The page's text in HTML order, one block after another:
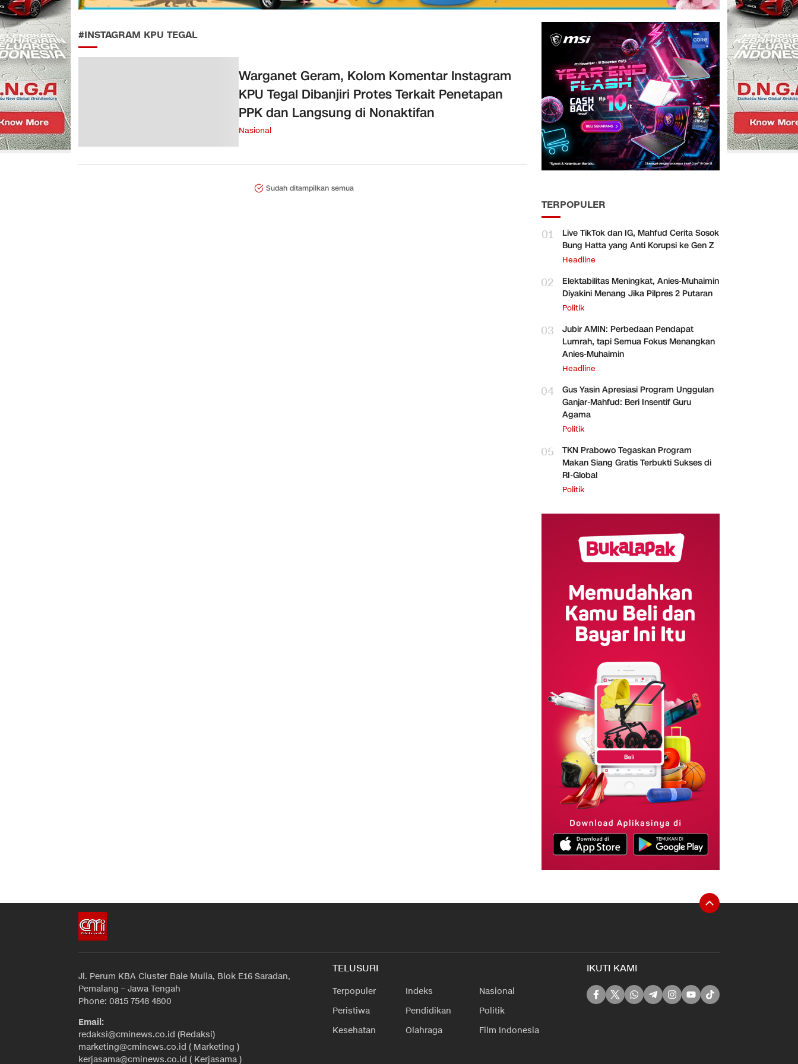
#INSTAGRAM KPU TEGAL
Warganet Geram, Kolom Komentar Instagram
KPU Tegal Dibanjiri Protes Terkait Penetapan
PPK dan Langsung di Nonaktifan
Nasional
Sudah ditampilkan semua
TERPOPULER
01
Live TikTok dan IG, Mahfud Cerita Sosok
Bung Hatta yang Anti Korupsi ke Gen Z
Headline
02
Elektabilitas Meningkat, Anies-Muhaimin
Diyakini Menang Jika Pilpres 2 Putaran
Politik
03
Jubir AMIN: Perbedaan Pendapat
Lumrah, tapi Semua Fokus Menangkan
Anies-Muhaimin
Headline
04
Gus Yasin Apresiasi Program Unggulan
Ganjar-Mahfud: Beri Insentif Guru
Agama
Politik
05
TKN Prabowo Tegaskan Program
Makan Siang Gratis Terbukti Sukses di
RI-Global
Politik
Jl. Perum KBA Cluster Bale Mulia, Blok E16 Saradan,
Pemalang – Jawa Tengah
Phone: 0815 7548 4800
Email:
redaksi@cminews.co.id (Redaksi)
marketing@cminews.co.id ( Marketing )
kerjasama@cminews.co.id ( Kerjasama )
TELUSURI
Terpopuler Indeks
Nasional
Peristiwa
Pendidikan
Politik
Kesehatan
Olahraga Film Indonesia
IKUTI KAMI